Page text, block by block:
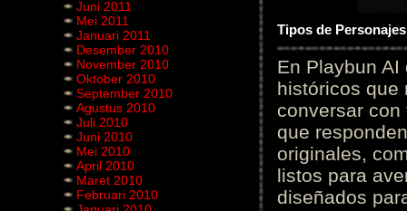
Juni 2011
Mei 2011
Januari 2011
Desember 2010
November 2010
Oktober 2010
September 2010
Agustus 2010
Juli 2010
Juni 2010
Mei 2010
April 2010
Maret 2010
Februari 2010
Tipos de
En Playbun
históricos que
conversar
que
originales,
listos para
diseñados